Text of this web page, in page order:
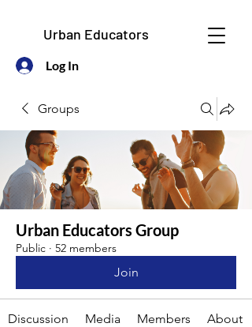
Urban Educators
Log In
Groups
Urban Educators Group
Public · 52 members
Join
Discussion Media Members About